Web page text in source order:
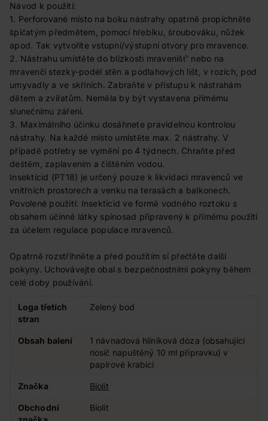
Návod k použití:
1. Perforované místo na boku nástrahy opatrně propíchněte
špičatým předmětem, pomocí hřebíku, šroubováku, nůžek
apod. Tak vytvoříte vstupní/výstupní otvory pro mravence.
2. Nástrahu umístěte do blízkosti mravenišť' nebo na
mravenčí stezky-podél stěn a podlahových lišt, v rozích, pod
umyvadly a ve skříních. Zabraňte v přístupu k nástrahám
dětem a zvířatům. Neměla by být vystavena přímému
slunečnímu záření.
3. Maximálního účinku dosáhnete pravidelnou kontrolou
nástrahy. Na každé místo umístěte max. 2 nástrahy. V
případě potřeby se vymění po 4 týdnech. Chraňte před
deštěm, zaplavením a čištěním vodou.
Insekticid (PT18) je určený pouze k likvidaci mravenců ve
vnitřních prostorech a venku na terasách a balkonech.
Povolené použití: Insekticid ve formě vodného roztoku s
obsahem účinné látky spinosad připravený k přímému použití
za účelem regulace populace mravenců.
Opatrně rozstřihněte a před použitím si přečtěte další
pokyny. Uchovávejte obal s bezpečnostními pokyny během
celé doby používání.
Loga třetích
stran
Zelený bod
Obsah balení
1 návnadová hliníková dóza (obsahující
nosič napuštěný 10 ml přípravku) v
papírové krabici
Značka Biolit
Obchodní
Biolit